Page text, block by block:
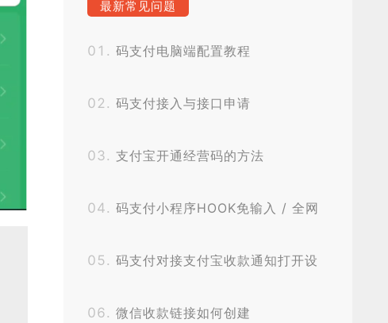
最新常见问题
码支付电脑端配置教程
码支付接入与接口申请
支付宝开通经营码的方法
码支付小程序HOOK免输入 / 全网
码支付对接支付宝收款通知打开设
微信收款链接如何创建